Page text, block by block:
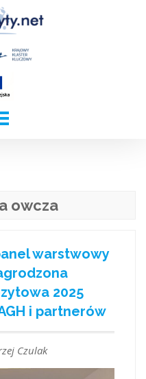
owcza
warstwowy
2025
i partnerów
Czulak